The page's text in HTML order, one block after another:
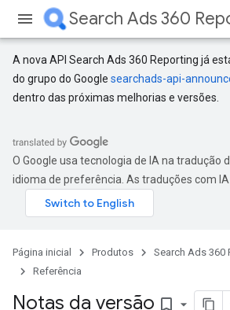
A nova API Search Ads 360 Reporting já
do grupo do Google searchads-api-
dentro das próximas melhorias e versões.
O Google usa tecnologia de IA na tradução
idioma de preferência. As traduções com
Página inicial Produtos
Search Ads 360
Referência
Notas da versão bookmark_border